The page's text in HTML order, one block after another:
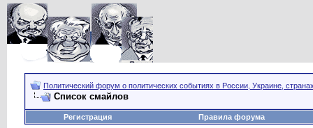
Политический форум о политических событиях в России, Украине,
Список смайлов
Регистрация Правила форума